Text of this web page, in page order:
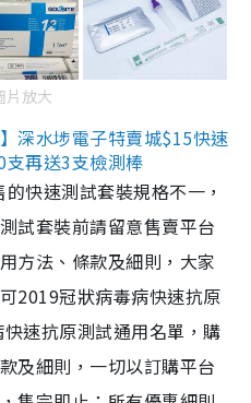
片放大
深水埗電子特賣城$15快速
再送3支檢測棒
快速測試套裝規格不一，
試套裝前請留意售賣平台
方法、條款及細則，大家
2019冠狀病毒病快速抗原
速抗原測試通用名單，購
及細則，一切以訂購平台